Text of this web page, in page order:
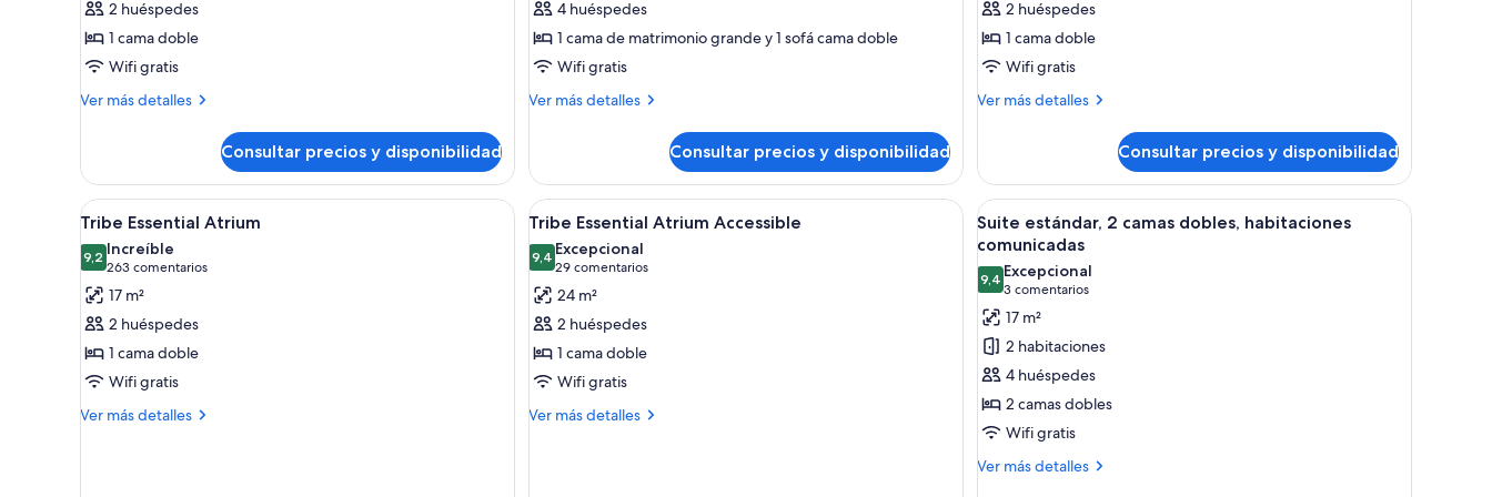
Tribe
Essential
2 huéspedes
1 cama doble
Wifi gratis
Ver más detalles
Más
Essential
Consultar precios y disponibilidad
Tribe
Extra
4 huéspedes
1 cama de matrimonio grande y 1 sofá cama doble
Wifi gratis
Ver más detalles
Más
Extra
Consultar precios y disponibilidad
Tribe
Essential
Accessible
2 huéspedes
1 cama doble
Wifi gratis
Ver más detalles
Más
Essential
Accessible
Consultar precios y disponibilidad
Abrir
todas
las
fotos
de
Tribe
Essential
Atrium
Una habitación de hotel moderna con una cama grande, dos sillones, una mesita y vistas a la ciudad a través de amplios ventanales.
13
Tribe Essential Atrium
9,29,2 de 10
Increíble
263 comentarios
(263 comentarios)
17 m²
2 huéspedes
1 cama doble
Wifi gratis
Ver más detalles
Más
Abrir
todas
las
fotos
de
Tribe
Essential
Atrium
Accessible
Habitación de hotel con una cama grande, un televisor de pantalla plana en la pared, un escritorio con una silla y
8
Tribe Essential Atrium Accessible
9,49,4 de 10
Excepcional
29 comentarios
(29 comentarios)
24 m²
2 huéspedes
1 cama doble
Wifi gratis
Ver más detalles
Más
Abrir
todas
las
fotos
de
Suite
estándar,
2
camas
dobles,
habitaciones
Habitación de hotel con piso de madera,
18
Suite estándar, 2 camas dobles, habitaciones
comunicadas
9,49,4 de 10
Excepcional
3 comentarios
(3 comentarios)
17 m²
2 habitaciones
4 huéspedes
2 camas dobles
Wifi gratis
Ver más detalles
Más